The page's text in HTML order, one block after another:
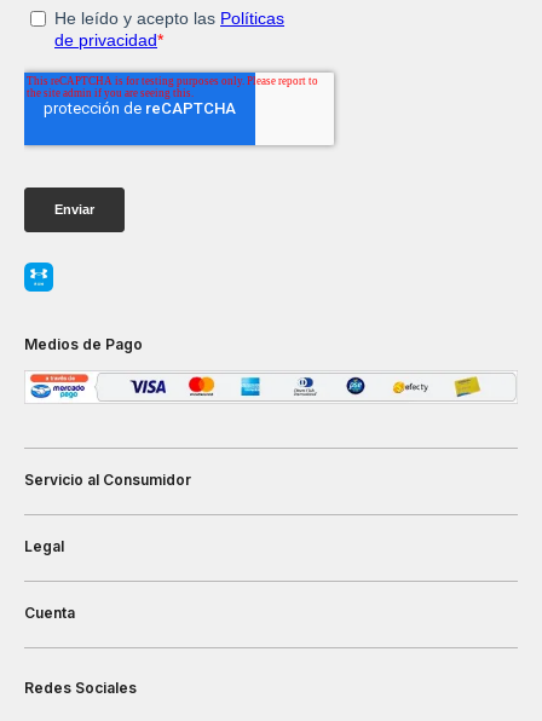
Medios de Pago
Servicio al Consumidor
Legal
Cuenta
Redes Sociales